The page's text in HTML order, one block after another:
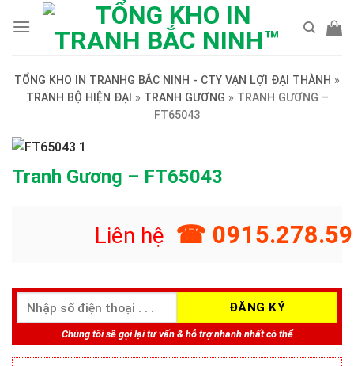
TỔNG KHO IN TRANHG BẮC NINH - CTY VẠN LỢI ĐẠI THÀNH »
TRANH BỘ HIỆN ĐẠI » TRANH GƯƠNG » TRANH GƯƠNG –
FT65043
Tranh Gương – FT65043
Liên hệ ☎
Chúng tôi sẽ gọi lại tư vấn & hỗ trợ nhanh nhất có thể